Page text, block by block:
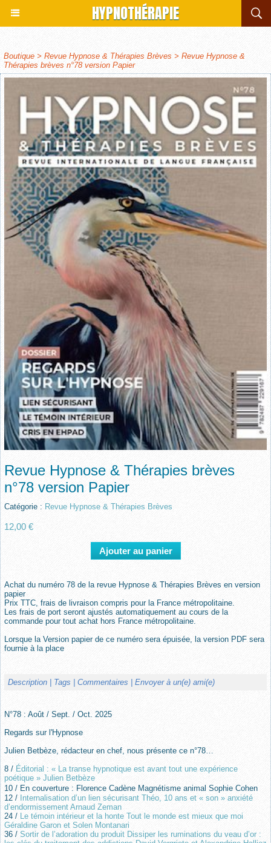
HYPNOTHÉRAPIE
Boutique > Revue Hypnose & Thérapies Brèves > Revue Hypnose &
Thérapies brèves n°78 version Papier
Revue Hypnose & Thérapies brèves
n°78 version Papier
Catégorie : Revue Hypnose & Thérapies Brèves
12,00 €
Achat du numéro 78 de la revue Hypnose & Thérapies Brèves en version
papier
Prix TTC, frais de livraison compris pour la France métropolitaine.
Les frais de port seront ajustés automatiquement au cours de la
commande pour tout achat hors France métropolitaine.
Lorsque la Version papier de ce numéro sera épuisée, la version PDF sera
fournie à la place
Description | Tags | Commentaires | Envoyer à un(e) ami(e)
N°78 : Août / Sept. / Oct. 2025
Regards sur l'Hypnose
Julien Betbèze, rédacteur en chef, nous présente ce n°78…
8 / Éditorial : « La transe hypnotique est avant tout une expérience
poétique » Julien Betbèze
10 / En couverture : Florence Cadène Magnétisme animal Sophie Cohen
12 / Internalisation d’un lien sécurisant Théo, 10 ans et « son » anxiété
d’endormissement Arnaud Zeman
24 /
Le témoin intérieur et la honte Tout le monde est mieux que moi
Géraldine Garon et Solen Montanari
36 / Sortir de l’adoration du produit Dissiper les ruminations du veau d’or :